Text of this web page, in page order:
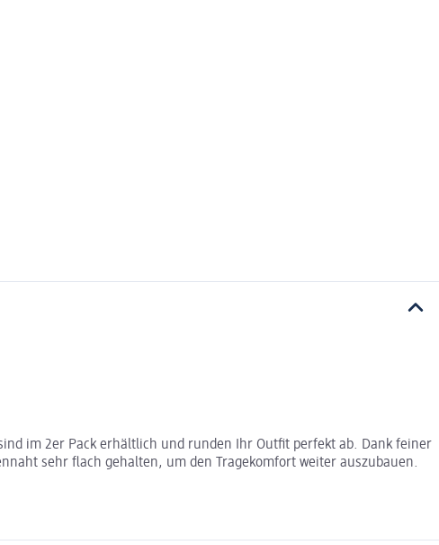
im 2er Pack erhältlich und runden Ihr Outfit perfekt ab. Dank feiner
sehr flach gehalten, um den Tragekomfort weiter auszubauen.